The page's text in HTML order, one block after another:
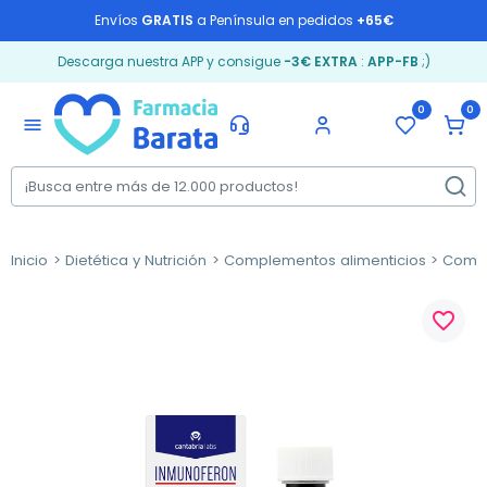
Envíos GRATIS a Península en pedidos +65€
Descarga nuestra APP y consigue -3€ EXTRA: APP-FB ;)
menu
0 0
Inicio Dietética y Nutrición Complementos alimenticios
favorite_border